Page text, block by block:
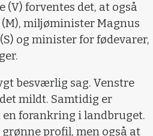
forventes det, at også
miljøminister Magnus
og minister for fødevarer,
besværlig sag. Venstre
mildt. Samtidig er
forankring i landbruget.
profil, men også at